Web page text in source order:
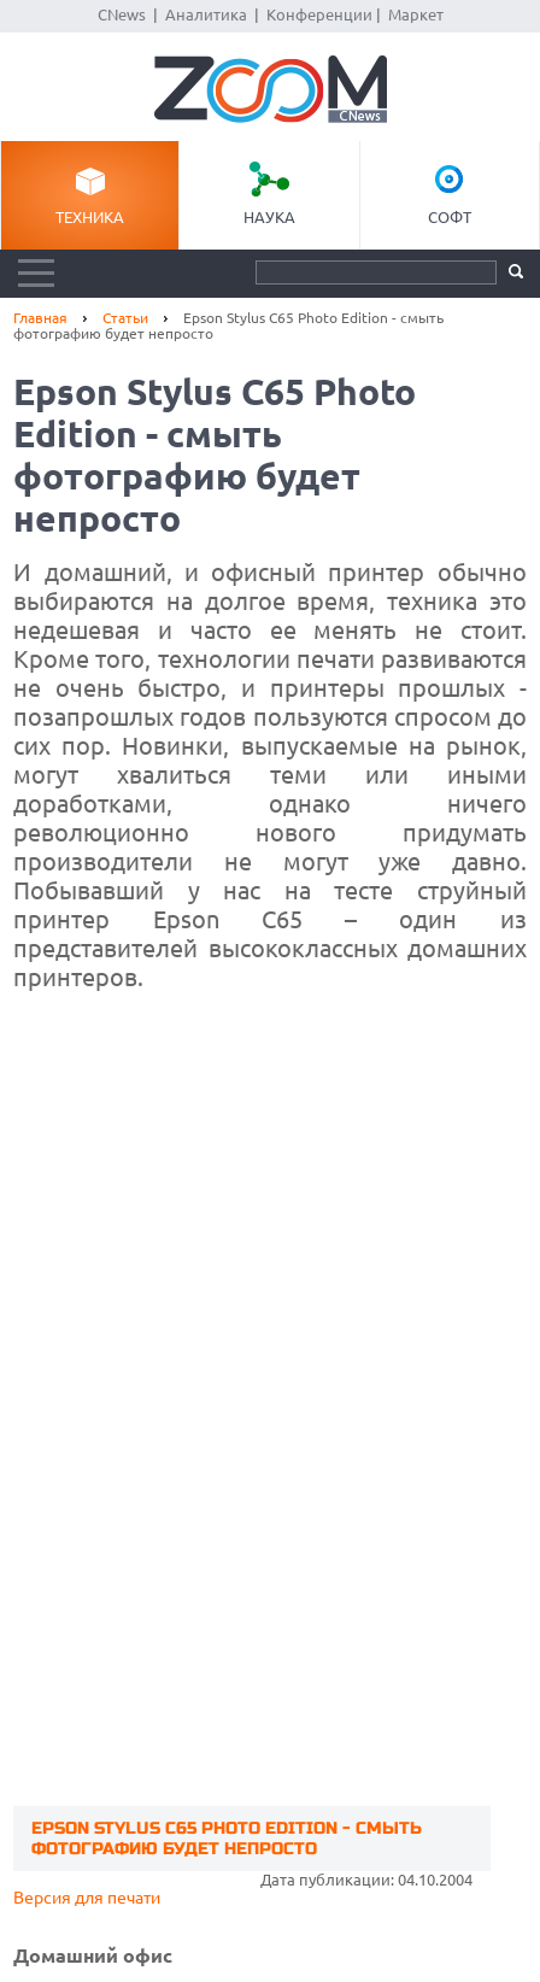
CNews| Аналитика Конференции Маркет
ТЕХНИКА НАУКА СОФТ
Главная Статьи
Epson Stylus C65 Photo Edition - cмыть
фотографию будет непросто
Epson Stylus C65 Photo
Edition - cмыть
фотографию будет
непросто
И домашний, и офисный принтер обычно
выбираются на долгое время, техника это
недешевая и часто ее менять не стоит.
Кроме того, технологии печати развиваются
не очень быстро, и принтеры прошлых -
позапрошлых годов пользуются спросом до
сих пор. Новинки, выпускаемые на рынок,
могут хвалиться теми или иными
доработками, однако ничего
революционно нового придумать
производители не могут уже давно.
Побывавший у нас на тесте струйный
принтер Epson C65 – один из
представителей высококлассных домашних
принтеров.
EPSON STYLUS C65 PHOTO EDITION - CМЫТЬ
ФОТОГРАФИЮ БУДЕТ НЕПРОСТО
Дата публикации: 04.10.2004
Версия для печати
Домашний офис